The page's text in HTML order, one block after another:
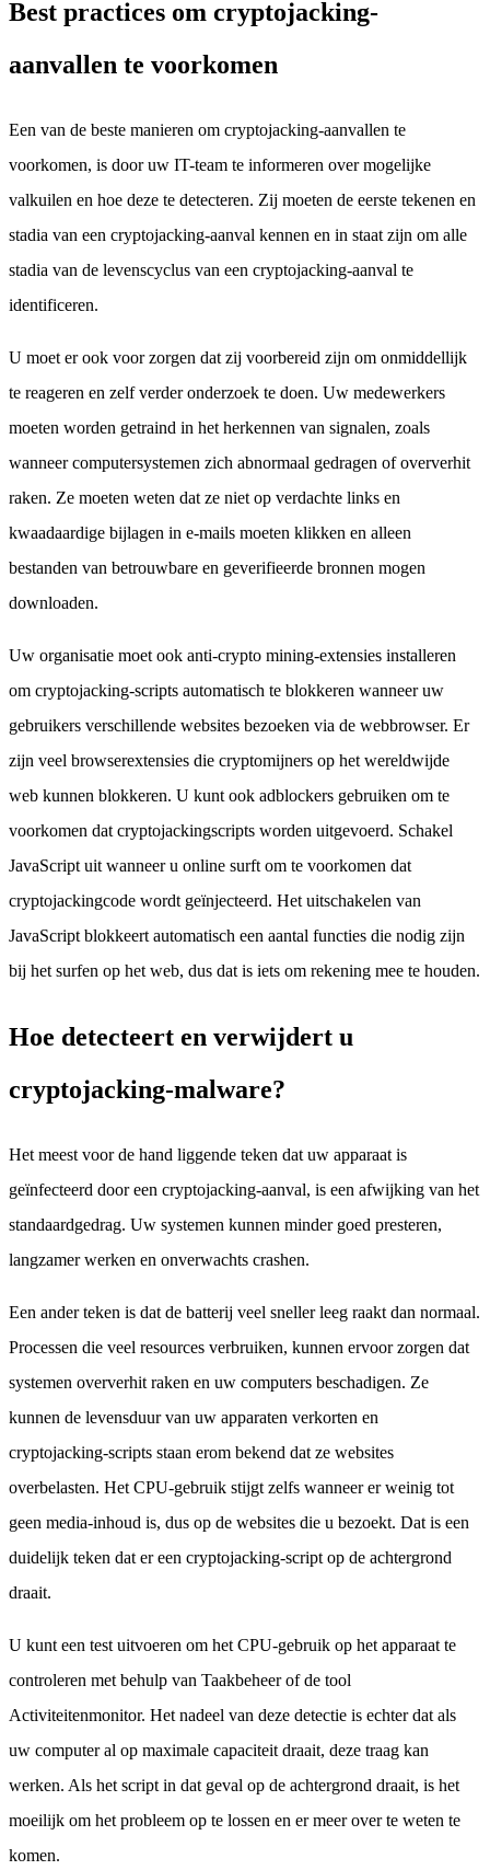
Best practices om cryptojacking-
aanvallen te voorkomen
Een van de beste manieren om cryptojacking-aanvallen te
voorkomen, is door uw IT-team te informeren over mogelijke
valkuilen en hoe deze te detecteren. Zij moeten de eerste tekenen en
stadia van een cryptojacking-aanval kennen en in staat zijn om alle
stadia van de levenscyclus van een cryptojacking-aanval te
identificeren.
U moet er ook voor zorgen dat zij voorbereid zijn om onmiddellijk
te reageren en zelf verder onderzoek te doen. Uw medewerkers
moeten worden getraind in het herkennen van signalen, zoals
wanneer computersystemen zich abnormaal gedragen of oververhit
raken. Ze moeten weten dat ze niet op verdachte links en
kwaadaardige bijlagen in e-mails moeten klikken en alleen
bestanden van betrouwbare en geverifieerde bronnen mogen
downloaden.
Uw organisatie moet ook anti-crypto mining-extensies installeren
om cryptojacking-scripts automatisch te blokkeren wanneer uw
gebruikers verschillende websites bezoeken via de webbrowser. Er
zijn veel browserextensies die cryptomijners op het wereldwijde
web kunnen blokkeren. U kunt ook adblockers gebruiken om te
voorkomen dat cryptojackingscripts worden uitgevoerd. Schakel
JavaScript uit wanneer u online surft om te voorkomen dat
cryptojackingcode wordt geïnjecteerd. Het uitschakelen van
JavaScript blokkeert automatisch een aantal functies die nodig zijn
bij het surfen op het web, dus dat is iets om rekening mee te houden.
Hoe detecteert en verwijdert u
cryptojacking-malware?
Het meest voor de hand liggende teken dat uw apparaat is
geïnfecteerd door een cryptojacking-aanval, is een afwijking van het
standaardgedrag. Uw systemen kunnen minder goed presteren,
langzamer werken en onverwachts crashen.
Een ander teken is dat de batterij veel sneller leeg raakt dan normaal.
Processen die veel resources verbruiken, kunnen ervoor zorgen dat
systemen oververhit raken en uw computers beschadigen. Ze
kunnen de levensduur van uw apparaten verkorten en
cryptojacking-scripts staan erom bekend dat ze websites
overbelasten. Het CPU-gebruik stijgt zelfs wanneer er weinig tot
geen media-inhoud is, dus op de websites die u bezoekt. Dat is een
duidelijk teken dat er een cryptojacking-script op de achtergrond
draait.
U kunt een test uitvoeren om het CPU-gebruik op het apparaat te
controleren met behulp van Taakbeheer of de tool
Activiteitenmonitor. Het nadeel van deze detectie is echter dat als
uw computer al op maximale capaciteit draait, deze traag kan
werken. Als het script in dat geval op de achtergrond draait, is het
moeilijk om het probleem op te lossen en er meer over te weten te
komen.